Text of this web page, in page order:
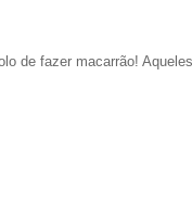
de fazer macarrão!